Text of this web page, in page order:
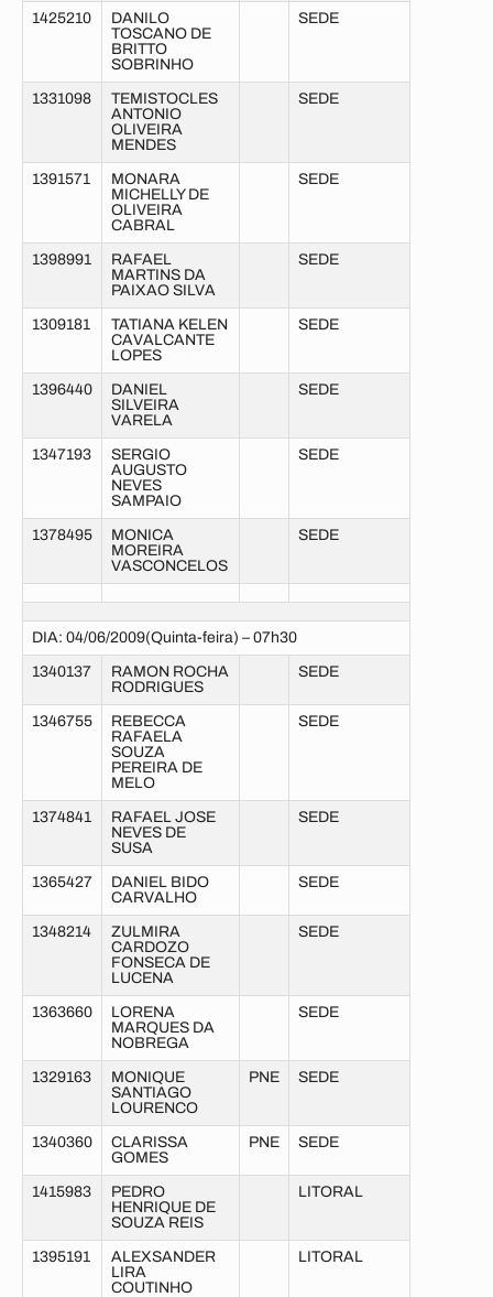
1425210
DANILO
TOSCANO DE
BRITTO
SOBRINHO
SEDE
1331098
TEMISTOCLES
ANTONIO
OLIVEIRA
MENDES
SEDE
1391571
MONARA
MICHELLY DE
OLIVEIRA
CABRAL
SEDE
1398991
RAFAEL
MARTINS DA
PAIXAO SILVA
SEDE
1309181
TATIANA KELEN
CAVALCANTE
LOPES
SEDE
1396440
DANIEL
SILVEIRA
VARELA
SEDE
1347193
SERGIO
AUGUSTO
NEVES
SAMPAIO
SEDE
1378495
MONICA
MOREIRA
VASCONCELOS
SEDE
DIA: 04/06/2009(Quinta-feira) – 07h30
1340137
RAMON ROCHA
RODRIGUES
SEDE
1346755
REBECCA
RAFAELA
SOUZA
PEREIRA DE
MELO
SEDE
1374841
RAFAEL JOSE
NEVES DE
SUSA
SEDE
1365427
DANIEL BIDO
CARVALHO
SEDE
1348214
ZULMIRA
CARDOZO
FONSECA DE
LUCENA
SEDE
1363660
LORENA
MARQUES DA
NOBREGA
SEDE
1329163
MONIQUE
SANTIAGO
LOURENCO
PNE SEDE
1340360
CLARISSA
GOMES
PNE SEDE
1415983
PEDRO
HENRIQUE DE
SOUZA REIS
LITORAL
1395191
ALEXSANDER
LIRA
COUTINHO
LITORAL